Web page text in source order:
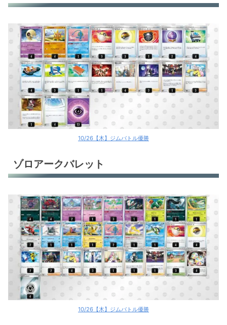
10/26【木】ジムバトル優勝
ゾロアークバレット
10/26【木】ジムバトル優勝